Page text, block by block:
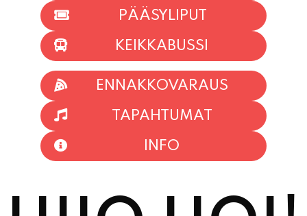
TAPAHTUMAT
INFO
HIIO HOI!
KESÄKAUSI 2026 KÄYNNISTYY